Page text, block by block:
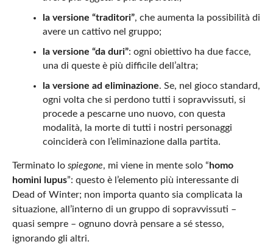
la versione “traditori”, che aumenta la possibilità di
avere un cattivo nel gruppo;
la versione “da duri”: ogni obiettivo ha due facce,
una di queste è più difficile dell’altra;
la versione ad eliminazione. Se, nel gioco standard,
ogni volta che si perdono tutti i sopravvissuti, si
procede a pescarne uno nuovo, con questa
modalità, la morte di tutti i nostri personaggi
coinciderà con l’eliminazione dalla partita.
Terminato lo spiegone, mi viene in mente solo “ homo
homini lupus”: questo è l’elemento più interessante di
Dead of Winter; non importa quanto sia complicata la
situazione, all’interno di un gruppo di sopravvissuti –
quasi sempre – ognuno dovrà pensare a sé stesso,
ignorando gli altri.